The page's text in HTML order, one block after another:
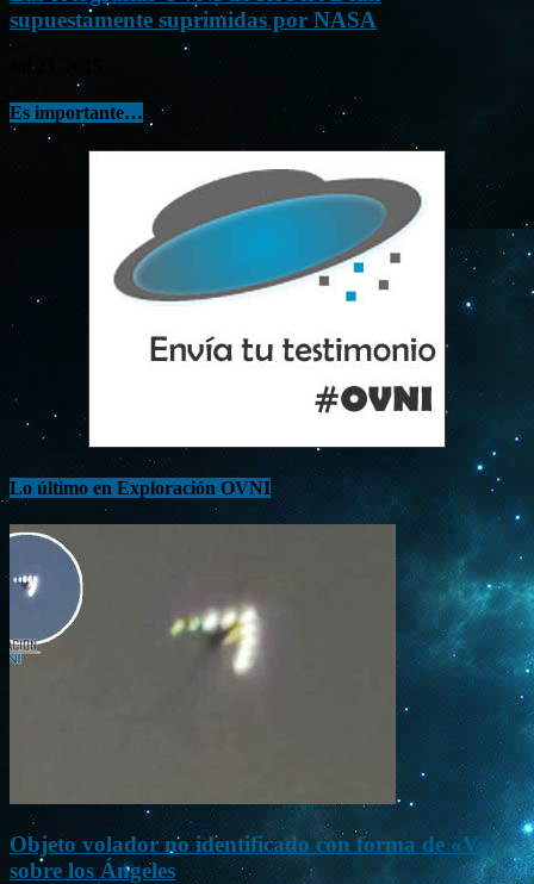
supuestamente suprimidas por NASA
Es importante…
Lo último en Exploración OVNI
Objeto volador no identificado con forma de «V»
sobre los Ángeles